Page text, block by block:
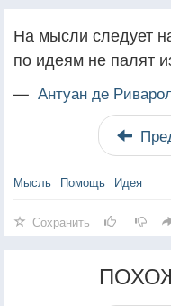
На мысли следует
по идеям не палят
— Антуан де
Мысль Помощь Идея
Сохранить